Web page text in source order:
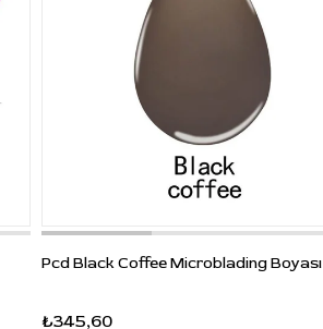
Pcd Black Coffee Microblading Boyası
₺345,60